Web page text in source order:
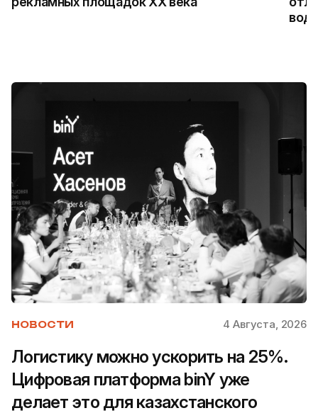
НОВОСТИ 4 Августа, 2026
Логистику можно ускорить на 25%.
Цифровая платформа binY уже
делает это для казахстанского